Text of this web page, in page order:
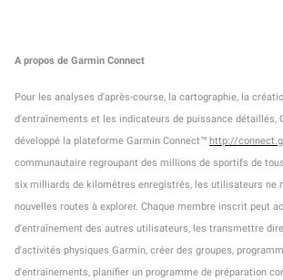
A propos de Garmin Connect
Pour les analyses d'après-course, la cartographie, la
d'entraînements et les indicateurs de puissance détaillés,
développé la plateforme Garmin Connect™ http://
communautaire regroupant des millions de sportifs de
six milliards de kilomètres enregistrés, les utilisateurs ne
nouvelles routes à explorer. Chaque membre inscrit peut
d'entraînement des autres utilisateurs, les transmettre
d'activités physiques Garmin, créer des groupes,
d'entrainements, planifier un programme de préparation